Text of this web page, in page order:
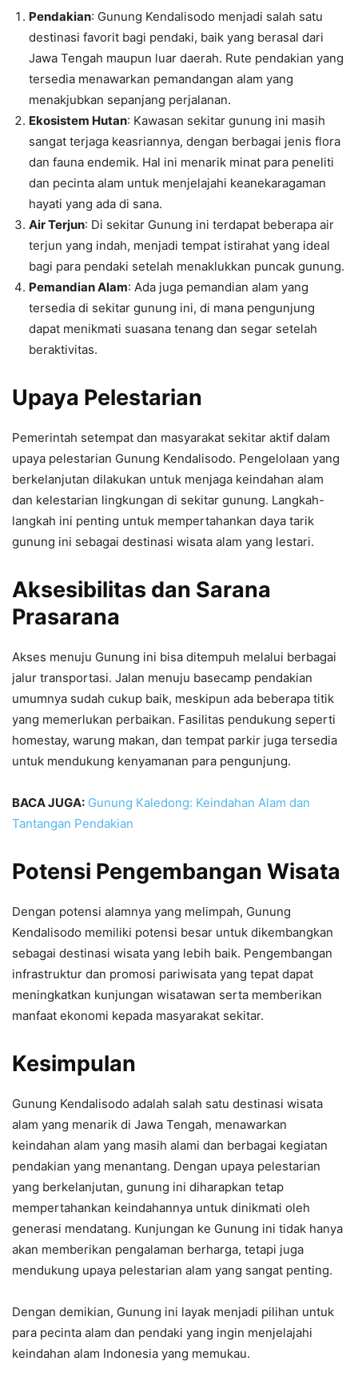
Pendakian: Gunung Kendalisodo menjadi salah satu
destinasi favorit bagi pendaki, baik yang berasal dari
Jawa Tengah maupun luar daerah. Rute pendakian yang
tersedia menawarkan pemandangan alam yang
menakjubkan sepanjang perjalanan.
Ekosistem Hutan: Kawasan sekitar gunung ini masih
sangat terjaga keasriannya, dengan berbagai jenis flora
dan fauna endemik. Hal ini menarik minat para peneliti
dan pecinta alam untuk menjelajahi keanekaragaman
hayati yang ada di sana.
Air Terjun: Di sekitar Gunung ini terdapat beberapa air
terjun yang indah, menjadi tempat istirahat yang ideal
bagi para pendaki setelah menaklukkan puncak gunung.
Pemandian Alam: Ada juga pemandian alam yang
tersedia di sekitar gunung ini, di mana pengunjung
dapat menikmati suasana tenang dan segar setelah
beraktivitas.
Upaya Pelestarian
Pemerintah setempat dan masyarakat sekitar aktif dalam
upaya pelestarian Gunung Kendalisodo. Pengelolaan yang
berkelanjutan dilakukan untuk menjaga keindahan alam
dan kelestarian lingkungan di sekitar gunung. Langkah-
langkah ini penting untuk mempertahankan daya tarik
gunung ini sebagai destinasi wisata alam yang lestari.
Aksesibilitas dan Sarana
Prasarana
Akses menuju Gunung ini bisa ditempuh melalui berbagai
jalur transportasi. Jalan menuju basecamp pendakian
umumnya sudah cukup baik, meskipun ada beberapa titik
yang memerlukan perbaikan. Fasilitas pendukung seperti
homestay, warung makan, dan tempat parkir juga tersedia
untuk mendukung kenyamanan para pengunjung.
BACA JUGA: Gunung Kaledong: Keindahan Alam dan
Tantangan Pendakian
Potensi Pengembangan Wisata
Dengan potensi alamnya yang melimpah, Gunung
Kendalisodo memiliki potensi besar untuk dikembangkan
sebagai destinasi wisata yang lebih baik. Pengembangan
infrastruktur dan promosi pariwisata yang tepat dapat
meningkatkan kunjungan wisatawan serta memberikan
manfaat ekonomi kepada masyarakat sekitar.
Kesimpulan
Gunung Kendalisodo adalah salah satu destinasi wisata
alam yang menarik di Jawa Tengah, menawarkan
keindahan alam yang masih alami dan berbagai kegiatan
pendakian yang menantang. Dengan upaya pelestarian
yang berkelanjutan, gunung ini diharapkan tetap
mempertahankan keindahannya untuk dinikmati oleh
generasi mendatang. Kunjungan ke Gunung ini tidak hanya
akan memberikan pengalaman berharga, tetapi juga
mendukung upaya pelestarian alam yang sangat penting.
Dengan demikian, Gunung ini layak menjadi pilihan untuk
para pecinta alam dan pendaki yang ingin menjelajahi
keindahan alam Indonesia yang memukau.